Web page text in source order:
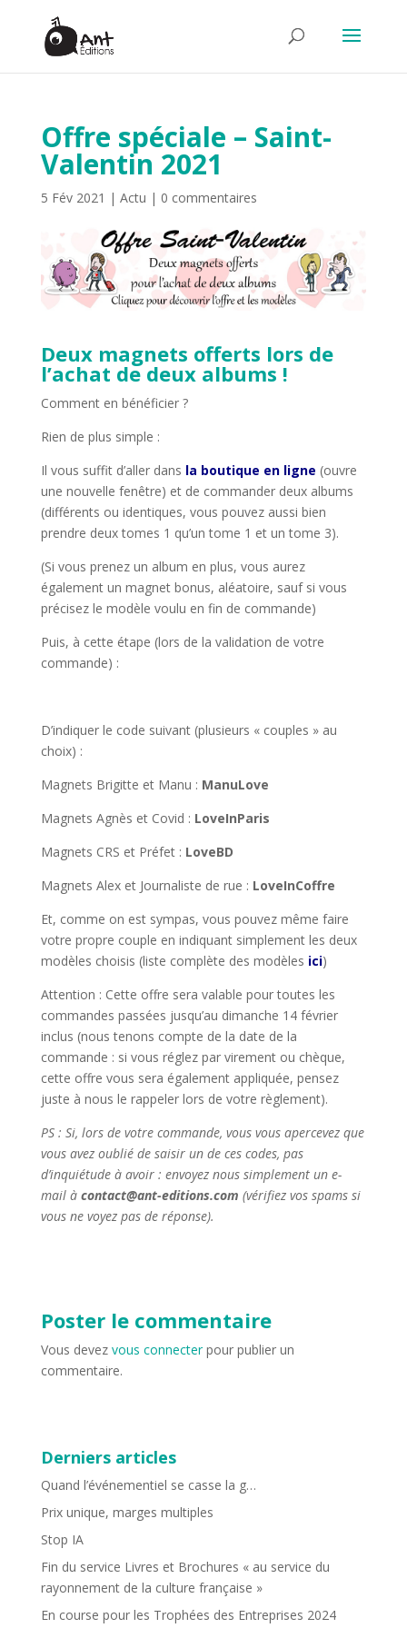
Offre spéciale – Saint-
Valentin 2021
5 Fév 2021 | Actu | 0 commentaires
Deux magnets offerts lors de
l’achat de deux albums !
Comment en bénéficier ?
Rien de plus simple :
Il vous suffit d’aller dans la boutique en ligne (ouvre
une nouvelle fenêtre) et de commander deux albums
(différents ou identiques, vous pouvez aussi bien
prendre deux tomes 1 qu’un tome 1 et un tome 3).
(Si vous prenez un album en plus, vous aurez
également un magnet bonus, aléatoire, sauf si vous
précisez le modèle voulu en fin de commande)
Puis, à cette étape (lors de la validation de votre
commande) :
D’indiquer le code suivant (plusieurs « couples » au
choix) :
Magnets Brigitte et Manu : ManuLove
Magnets Agnès et Covid : LoveInParis
Magnets CRS et Préfet : LoveBD
Magnets Alex et Journaliste de rue : LoveInCoffre
Et, comme on est sympas, vous pouvez même faire
votre propre couple en indiquant simplement les deux
modèles choisis (liste complète des modèles ici)
Attention : Cette offre sera valable pour toutes les
commandes passées jusqu’au dimanche 14 février
inclus (nous tenons compte de la date de la
commande : si vous réglez par virement ou chèque,
cette offre vous sera également appliquée, pensez
juste à nous le rappeler lors de votre règlement).
PS : Si, lors de votre commande, vous vous apercevez que
vous avez oublié de saisir un de ces codes, pas
d’inquiétude à avoir : envoyez nous simplement un e-
mail à contact@ant-editions.com (vérifiez vos spams si
vous ne voyez pas de réponse).
Poster le commentaire
Vous devez vous connecterpour publier un
commentaire.
Derniers articles
Quand l’événementiel se casse la g…
Prix unique, marges multiples
Stop IA
Fin du service Livres et Brochures « au service du
rayonnement de la culture française »
En course pour les Trophées des Entreprises 2024